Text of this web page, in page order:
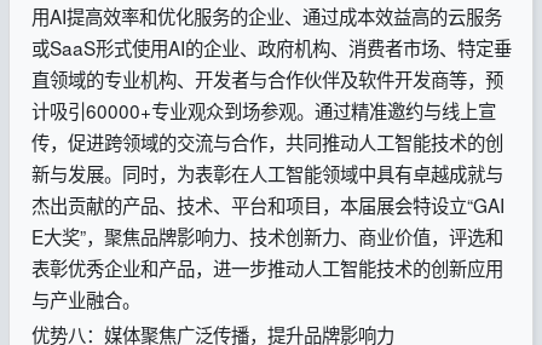
用AI提高效率和优化服务的企业、通过成本效益高的云服务
或SaaS形式使用AI的企业、政府机构、消费者市场、特定垂
直领域的专业机构、开发者与合作伙伴及软件开发商等，预
计吸引60000+专业观众到场参观。通过精准邀约与线上宣
传，促进跨领域的交流与合作，共同推动人工智能技术的创
新与发展。同时，为表彰在人工智能领域中具有卓越成就与
杰出贡献的产品、技术、平台和项目，本届展会特设立“GAI
E大奖”，聚焦品牌影响力、技术创新力、商业价值，评选和
表彰优秀企业和产品，进一步推动人工智能技术的创新应用
与产业融合。
优势八：媒体聚焦广泛传播，提升品牌影响力